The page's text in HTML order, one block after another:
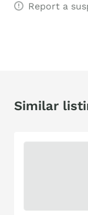
Report a
Similar